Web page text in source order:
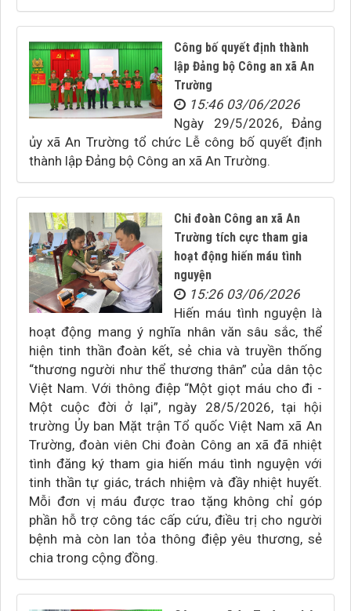
Công bố quyết định thành
lập Đảng bộ Công an xã An
Trường
15:46 03/06/2026
Ngày 29/5/2026, Đảng
ủy xã An Trường tổ chức Lễ công bố quyết định
thành lập Đảng bộ Công an xã An Trường.
Chi đoàn Công an xã An
Trường tích cực tham gia
hoạt động hiến máu tình
nguyện
15:26 03/06/2026
Hiến máu tình nguyện là
hoạt động mang ý nghĩa nhân văn sâu sắc, thể
hiện tinh thần đoàn kết, sẻ chia và truyền thống
“thương người như thể thương thân” của dân tộc
Việt Nam. Với thông điệp “Một giọt máu cho đi -
Một cuộc đời ở lại”, ngày 28/5/2026, tại hội
trường Ủy ban Mặt trận Tổ quốc Việt Nam xã An
Trường, đoàn viên Chi đoàn Công an xã đã nhiệt
tình đăng ký tham gia hiến máu tình nguyện với
tinh thần tự giác, trách nhiệm và đầy nhiệt huyết.
Mỗi đơn vị máu được trao tặng không chỉ góp
phần hỗ trợ công tác cấp cứu, điều trị cho người
bệnh mà còn lan tỏa thông điệp yêu thương, sẻ
chia trong cộng đồng.